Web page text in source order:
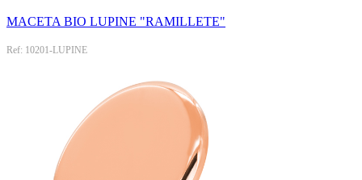
MACETA BIO LUPINE "RAMILLETE"
Ref: 10201-LUPINE